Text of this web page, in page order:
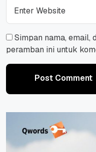
Simpan nama, email,
peramban ini untuk
Post Comment